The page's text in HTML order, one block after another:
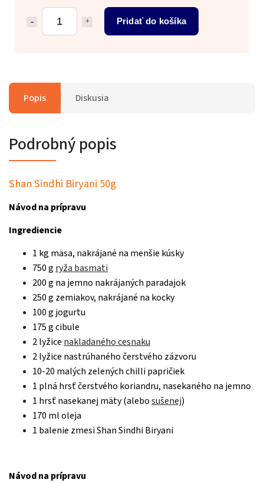
Pridať do košíka
Popis Diskusia
Podrobný popis
Shan Sindhi Biryani 50g
Návod na prípravu
Ingrediencie
1 kg mäsa, nakrájané na menšie kúsky
750 g ryža basmati
200 g na jemno nakrájaných paradajok
250 g zemiakov, nakrájané na kocky
100 g jogurtu
175 g cibule
2 lyžice nakladaného cesnaku
2 lyžice nastrúhaného čerstvého zázvoru
10-20 malých zelených chilli papričiek
1 plná hrsť čerstvého koriandru, nasekaného na jemno
1 hrsť nasekanej mäty (alebosušenej)
170 ml oleja
1 balenie zmesi Shan Sindhi Biryani
Návod na prípravu